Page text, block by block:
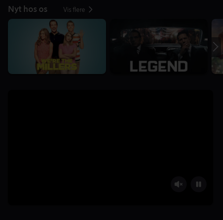
Nyt hos os Vis flere